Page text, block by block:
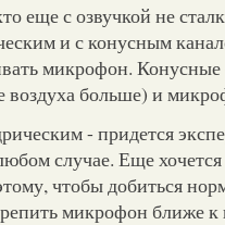
еще с озвучкой не
и с конусным
микрофон.
воздуха больше) и
- придется
случае. Еще
чтобы добиться
микрофон ближе